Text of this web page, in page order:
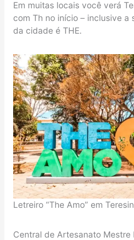
Em muitas locais você verá
com Th no início – inclusive a
da cidade é THE.
Letreiro “The Amo” em
Central de Artesanato Mestre